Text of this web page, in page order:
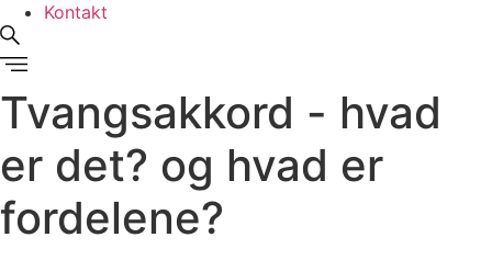
Kontakt
Tvangsakkord - hvad
er det? og hvad er
fordelene?